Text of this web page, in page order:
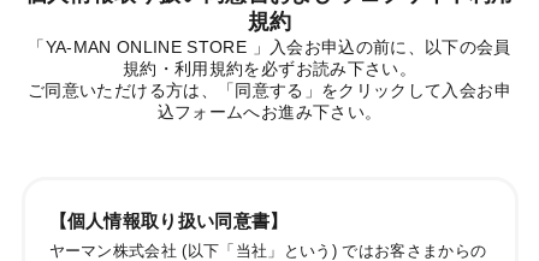
規約
「YA-MAN ONLINE STORE 」入会お申込の前に、以下の会員
規約・利用規約を必ずお読み下さい。
ご同意いただける方は、「同意する」をクリックして入会お申
込フォームへお進み下さい。
【個人情報取り扱い同意書】
ヤーマン株式会社 (以下「当社」という) ではお客さまからの